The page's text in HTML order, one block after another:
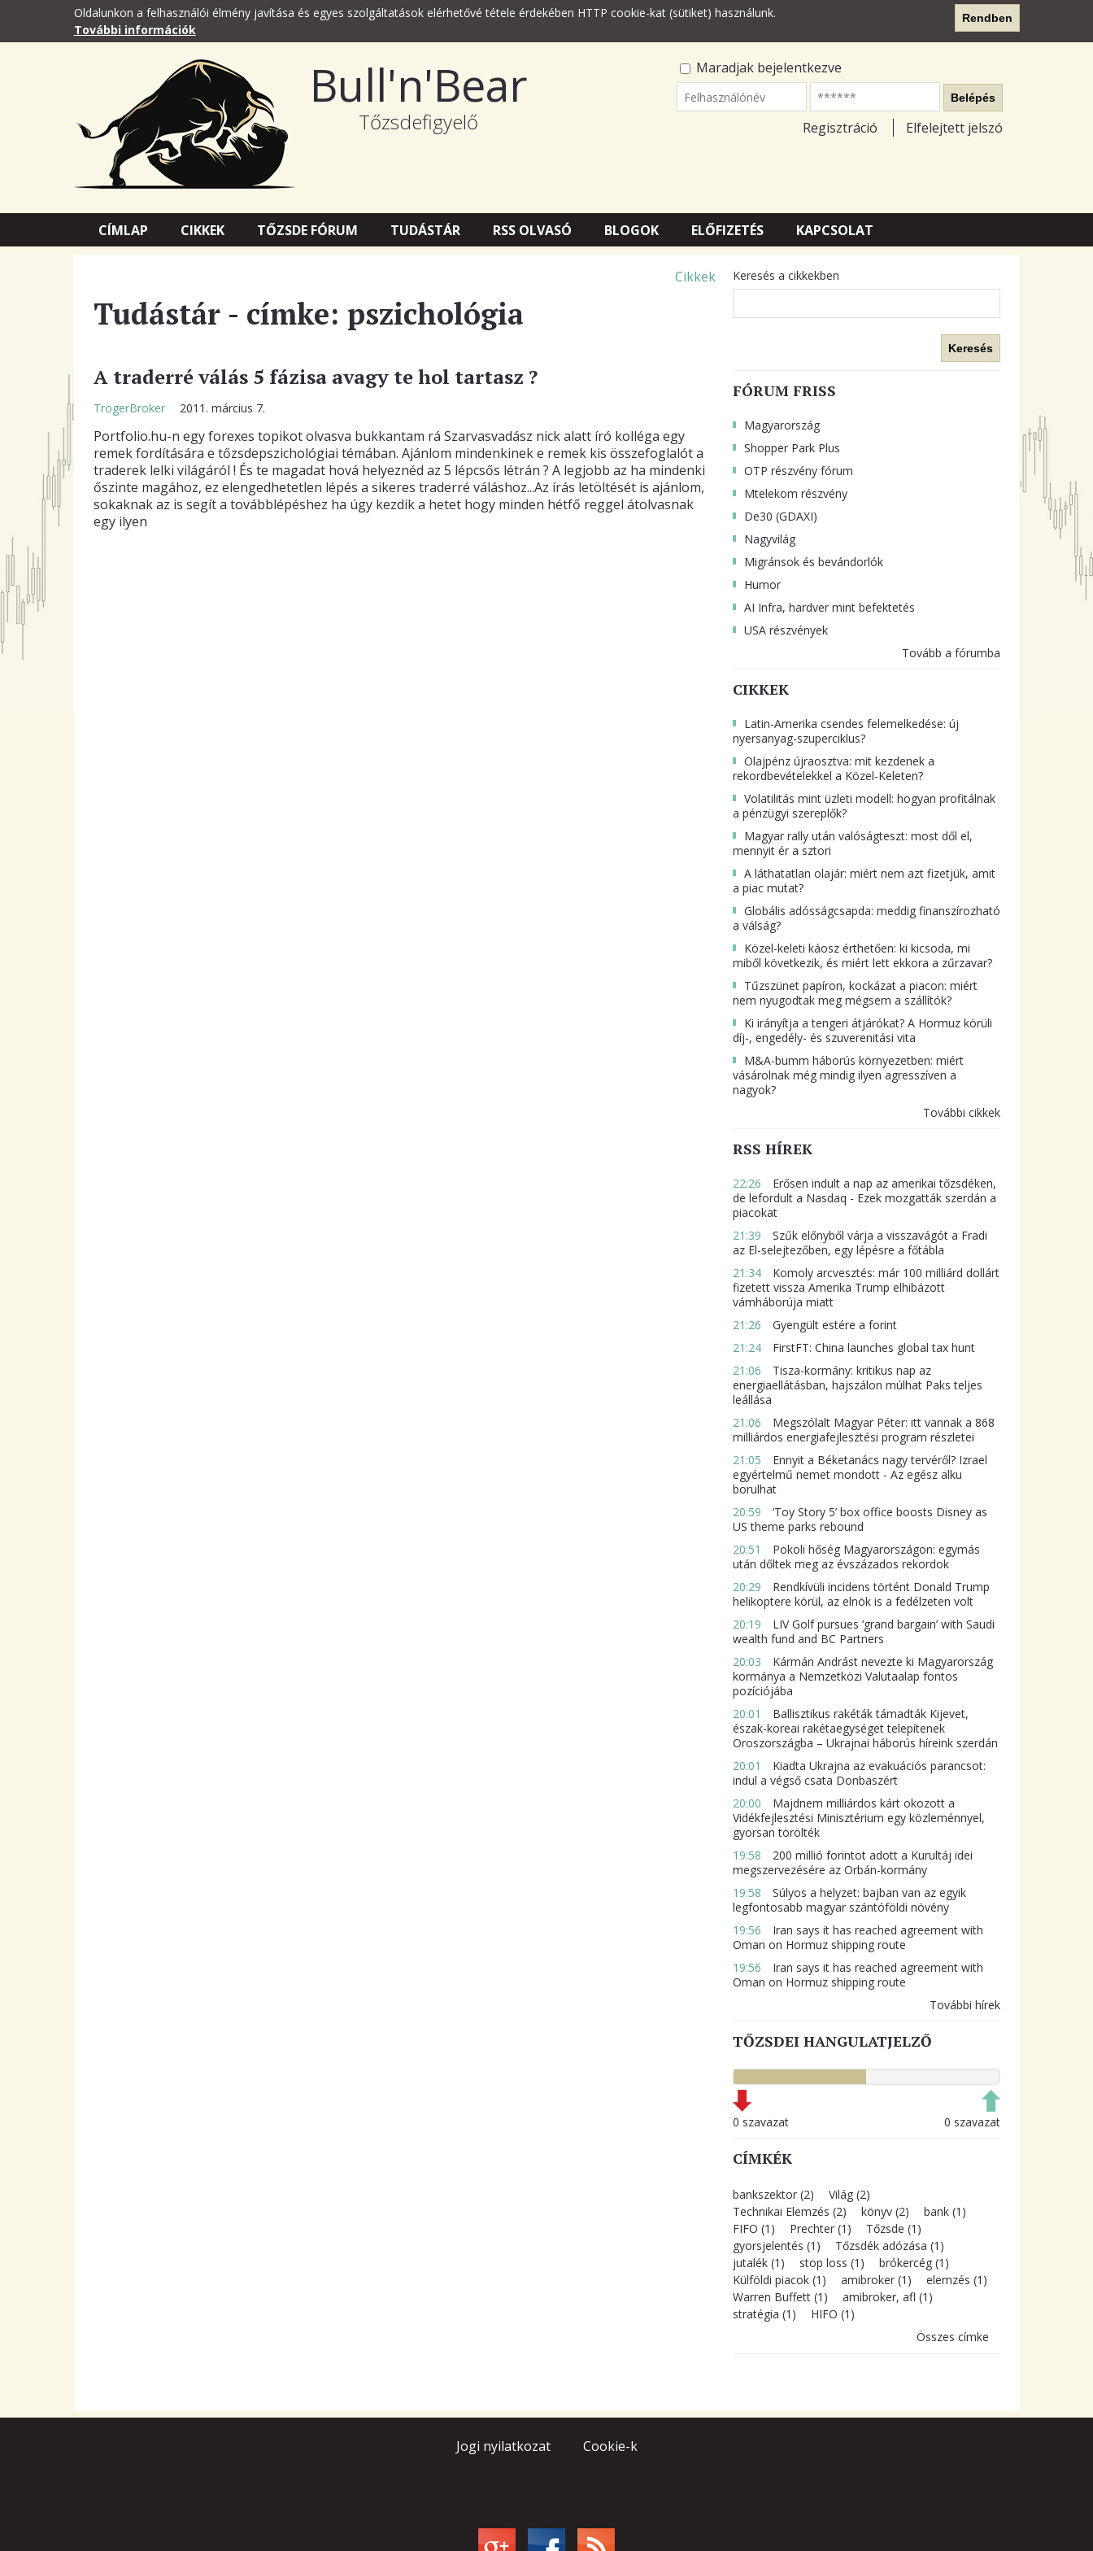
Oldalunkon a felhasználói élmény javítása és egyes szolgáltatások elérhetővé tétele érdekében HTTP cookie-kat (sütiket) használunk.
További információk
Rendben
Bull'n'Bear
Tőzsdefigyelő
Maradjak bejelentkezve
Felhasználónév
Belépés
Regisztráció Elfelejtett jelszó
CÍMLAP CIKKEK TŐZSDE FÓRUM TUDÁSTÁR RSS OLVASÓ BLOGOK ELŐFIZETÉS KAPCSOLAT
Cikkek
Tudástár - címke: pszichológia
A traderré válás 5 fázisa avagy te hol tartasz ?
TrogerBroker 2011. március 7.
Portfolio.hu-n egy forexes topikot olvasva bukkantam rá Szarvasvadász nick alatt író kolléga egy
remek fordítására e tőzsdepszichológiai témában. Ajánlom mindenkinek e remek kis összefoglalót a
traderek lelki világáról ! És te magadat hová helyeznéd az 5 lépcsős létrán ? A legjobb az ha mindenki
őszinte magához, ez elengedhetetlen lépés a sikeres traderré váláshoz...Az írás letöltését is ajánlom,
sokaknak az is segít a továbblépéshez ha úgy kezdik a hetet hogy minden hétfő reggel átolvasnak
egy ilyen
Keresés a cikkekben
Keresés
FÓRUM FRISS
Magyarország
Shopper Park Plus
OTP részvény fórum
Mtelekom részvény
De30 (GDAXI)
Nagyvilág
Migránsok és bevándorlók
Humor
AI Infra, hardver mint befektetés
USA részvények
Tovább a fórumba
CIKKEK
Latin-Amerika csendes felemelkedése: új
nyersanyag-szuperciklus?
Olajpénz újraosztva: mit kezdenek a
rekordbevételekkel a Közel-Keleten?
Volatilitás mint üzleti modell: hogyan profitálnak
a pénzügyi szereplők?
Magyar rally után valóságteszt: most dől el,
mennyit ér a sztori
A láthatatlan olajár: miért nem azt fizetjük, amit
a piac mutat?
Globális adósságcsapda: meddig finanszírozható
a válság?
Közel-keleti káosz érthetően: ki kicsoda, mi
miből következik, és miért lett ekkora a zűrzavar?
Tűzszünet papíron, kockázat a piacon: miért
nem nyugodtak meg mégsem a szállítók?
Ki irányítja a tengeri átjárókat? A Hormuz körüli
díj-, engedély- és szuverenitási vita
M&A-bumm háborús környezetben: miért
vásárolnak még mindig ilyen agresszíven a
nagyok?
További cikkek
RSS HÍREK
22:26
Erősen indult a nap az amerikai tőzsdéken,
de lefordult a Nasdaq - Ezek mozgatták szerdán a
piacokat
21:39
Szűk előnyből várja a visszavágót a Fradi
az El-selejtezőben, egy lépésre a főtábla
21:34
Komoly arcvesztés: már 100 milliárd dollárt
fizetett vissza Amerika Trump elhibázott
vámháborúja miatt
21:26
Gyengült estére a forint
21:24
FirstFT: China launches global tax hunt
21:06
Tisza-kormány: kritikus nap az
energiaellátásban, hajszálon múlhat Paks teljes
leállása
21:06
Megszólalt Magyar Péter: itt vannak a 868
milliárdos energiafejlesztési program részletei
21:05
Ennyit a Béketanács nagy tervéről? Izrael
egyértelmű nemet mondott - Az egész alku
borulhat
20:59
‘Toy Story 5’ box office boosts Disney as
US theme parks rebound
20:51
Pokoli hőség Magyarországon: egymás
után dőltek meg az évszázados rekordok
20:29
Rendkívüli incidens történt Donald Trump
helikoptere körül, az elnök is a fedélzeten volt
20:19
LIV Golf pursues ‘grand bargain’ with Saudi
wealth fund and BC Partners
20:03
Kármán Andrást nevezte ki Magyarország
kormánya a Nemzetközi Valutaalap fontos
pozíciójába
20:01
Ballisztikus rakéták támadták Kijevet,
észak-koreai rakétaegységet telepítenek
Oroszországba – Ukrajnai háborús híreink szerdán
20:01
Kiadta Ukrajna az evakuációs parancsot:
indul a végső csata Donbaszért
20:00
Majdnem milliárdos kárt okozott a
Vidékfejlesztési Minisztérium egy közleménnyel,
gyorsan törölték
19:58
200 millió forintot adott a Kurultáj idei
megszervezésére az Orbán-kormány
19:58
Súlyos a helyzet: bajban van az egyik
legfontosabb magyar szántóföldi növény
19:56
Iran says it has reached agreement with
Oman on Hormuz shipping route
19:56
Iran says it has reached agreement with
Oman on Hormuz shipping route
További hírek
TŐZSDEI HANGULATJELZŐ
0 szavazat 0 szavazat
CÍMKÉK
bankszektor (2)
Világ (2)
Technikai Elemzés (2)
könyv (2)
bank (1)
FIFO (1)
Prechter (1)
Tőzsde (1)
gyorsjelentés (1)
Tőzsdék adózása (1)
jutalék (1)
stop loss (1)
brókercég (1)
Külföldi piacok (1)
amibroker (1)
elemzés (1)
Warren Buffett (1)
amibroker, afl (1)
stratégia (1)
HIFO (1)
Összes címke
Jogi nyilatkozat Cookie-k